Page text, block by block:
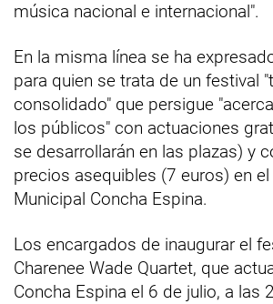
música nacional e internacional".
En la misma línea se ha
para quien se trata de un festival
consolidado" que persigue
los públicos" con actuaciones
se desarrollarán en las plazas) y
precios asequibles (7 euros) en el
Municipal Concha Espina.
Los encargados de inaugurar el
Charenee Wade Quartet, que
Concha Espina el 6 de julio, a las